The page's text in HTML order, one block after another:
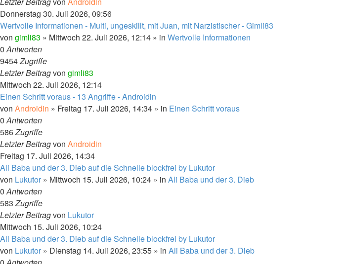
Donnerstag 30. Juli 2026, 09:56
Wertvolle Informationen - Multi, ungeskillt, mit Juan, mit Narzistischer - Gimli83
von gimli83 » Mittwoch 22. Juli 2026, 12:14 » in Wertvolle Informationen
0Antworten
9454Zugriffe
Letzter Beitragvon gimli83
Mittwoch 22. Juli 2026, 12:14
Einen Schritt voraus - 13 Angriffe - Androidin
von Androidin » Freitag 17. Juli 2026, 14:34 » in Einen Schritt voraus
0Antworten
586Zugriffe
Letzter Beitragvon Androidin
Freitag 17. Juli 2026, 14:34
Ali Baba und der 3. Dieb auf die Schnelle blockfrei by Lukutor
von Lukutor » Mittwoch 15. Juli 2026, 10:24 » in Ali Baba und der 3. Dieb
0Antworten
583Zugriffe
Letzter Beitragvon Lukutor
Mittwoch 15. Juli 2026, 10:24
Ali Baba und der 3. Dieb auf die Schnelle blockfrei by Lukutor
von Lukutor » Dienstag 14. Juli 2026, 23:55 » in Ali Baba und der 3. Dieb